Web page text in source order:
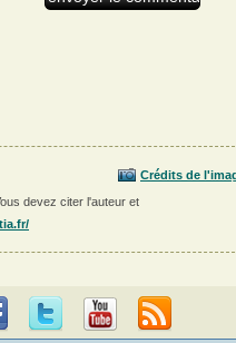
Crédits de
devez citer l'auteur et